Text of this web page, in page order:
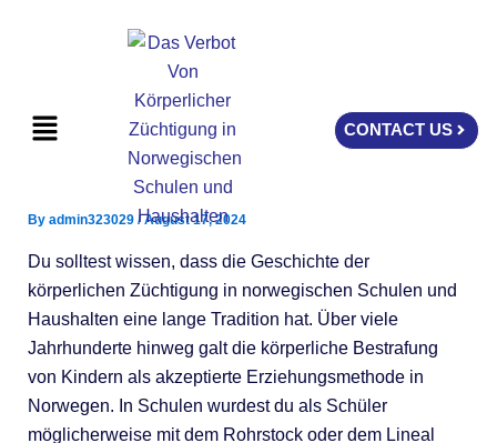
Menu CONTACT US
By admin323029 /August 17, 2024
Du solltest wissen, dass die Geschichte der
körperlichen Züchtigung in norwegischen Schulen und
Haushalten eine lange Tradition hat. Über viele
Jahrhunderte hinweg galt die körperliche Bestrafung
von Kindern als akzeptierte Erziehungsmethode in
Norwegen. In Schulen wurdest du als Schüler
möglicherweise mit dem Rohrstock oder dem Lineal